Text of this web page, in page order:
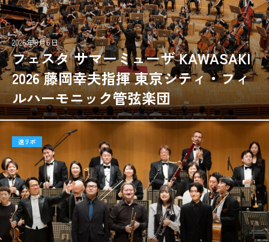
2026年8月6日
フェスタ サマーミューザ KAWASAKI
2026 藤岡幸夫指揮 東京シティ・フィ
ルハーモニック管弦楽団
速リポ